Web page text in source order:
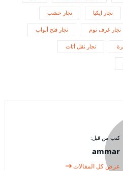
نجار ايكيا نجار خشب
نجار غرف نوم نجار فتح أبواب
نجار نقل أثاث
كتب من قبل:
ammar
عرض كل المقالات